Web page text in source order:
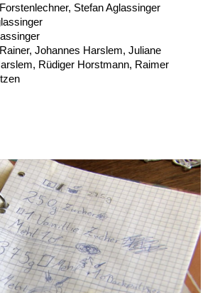
Stefan Aglassinger
Johannes Harslem, Juliane
Rüdiger Horstmann, Raimer